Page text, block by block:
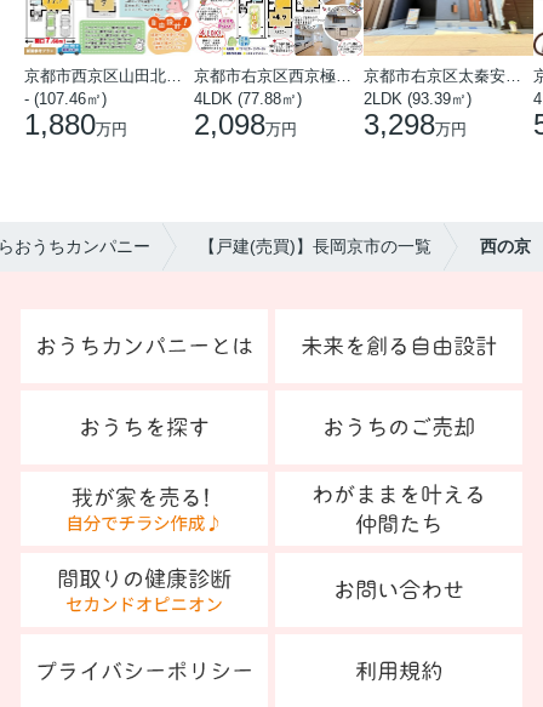
- (107.46㎡)
1,880万円
4LDK (77.88㎡)
2,098万円
2LDK (93.39㎡)
3,298万円
おうちカンパニー 【戸建(売買)】長岡京市の一覧 西の京